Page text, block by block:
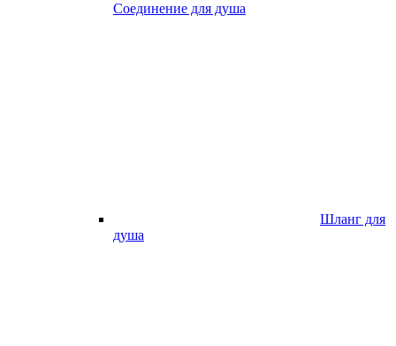
Соединение для душа
Шланг для
душа